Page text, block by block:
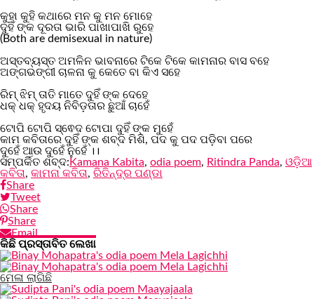
‎କୁହା କୁହି କଥାରେ ମନ କୁ ମନ ମୋହେ
‎ଦୁହିଁ ଙ୍କ ଦୂରତା ଭାରି ପାଖାପାଖି ରୁହେ
(Both are demisexual in nature)
‎ଅସ୍ତବ୍ୟସ୍ତ ଅମଳିନ ଭାବନାରେ ଟିକେ ଟିକେ କାମନାର ବାସ ବହେ
‎ଅଙ୍ଗଭଙ୍ଗୀ ଚାଳନା କୁ କେତେ ବା କିଏ ସହେ
‎ରିମ୍ ଝିମ୍ ତାତି ମାତେ ଦୁହିଁ ଙ୍କ ଦେହେ
‎ଧକ୍ ଧକ୍ ହୃଦୟ ନିବିଡ଼ତାର ଛୁଆଁ ଚାହେଁ
‎ଟୋପି ଟୋପି ସ୍ଵେଦ ଟୋପା ଦୁହିଁ ଙ୍କ ମୁହେଁ
‎କାମ କବିତାରେ ଦୁହିଁ ଙ୍କ ଶବ୍ଦ ମିଶି, ପଦ କୁ ପଦ ପଡ଼ିବା ପରେ
‎ଦୁହେଁ ଆଉ ଦୁହେଁ ନୁହେଁ ।।
ସମ୍ପର୍କିତ ଶବ୍ଦ: Kamana Kabita, odia poem, Ritindra Panda, ଓଡ଼ିଆ
କବିତା, କାମନା କବିତା, ରିତିନ୍ଦ୍ର ପଣ୍ଡା
Share
Tweet
Share
Share
Email
କିଛି ପ୍ରସ୍ତାବିତ ଲେଖା
ମେଳା ଲାଗିଛି